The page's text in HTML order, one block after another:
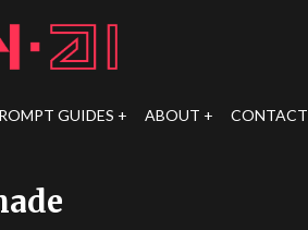
GUIDES ABOUT CONTACT